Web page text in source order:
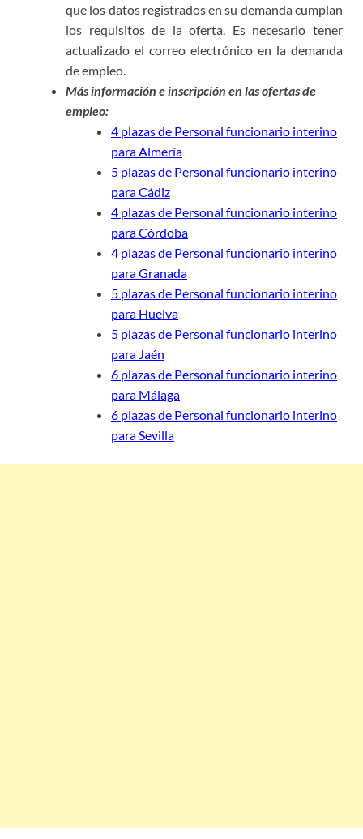
que los datos registrados en su demanda cumplan
los requisitos de la oferta. Es necesario tener
actualizado el correo electrónico en la demanda
de empleo.
Más información e inscripción en las ofertas de
empleo:
4 plazas de Personal funcionario interino
para Almería
5 plazas de Personal funcionario interino
para Cádiz
4 plazas de Personal funcionario interino
para Córdoba
4 plazas de Personal funcionario interino
para Granada
5 plazas de Personal funcionario interino
para Huelva
5 plazas de Personal funcionario interino
para Jaén
6 plazas de Personal funcionario interino
para Málaga
6 plazas de Personal funcionario interino
para Sevilla